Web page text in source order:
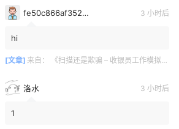
fe50c866af35290a170a6675cb0d97d11678 3 小时后
hi
[文章] 来自： 《扫描还是欺骗 – 收银员工作模拟器》Scan or Scam – Cashier Job Simulator
洛水 3 小时后
1